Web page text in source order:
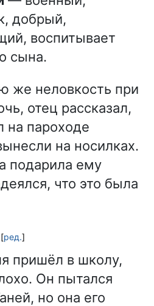
добрый,
воспитывает
сына.
же неловкость при
отец рассказал,
на пароходе
на носилках.
подарила ему
что это была
[ред.]
пришёл в школу,
Он пытался
но она его